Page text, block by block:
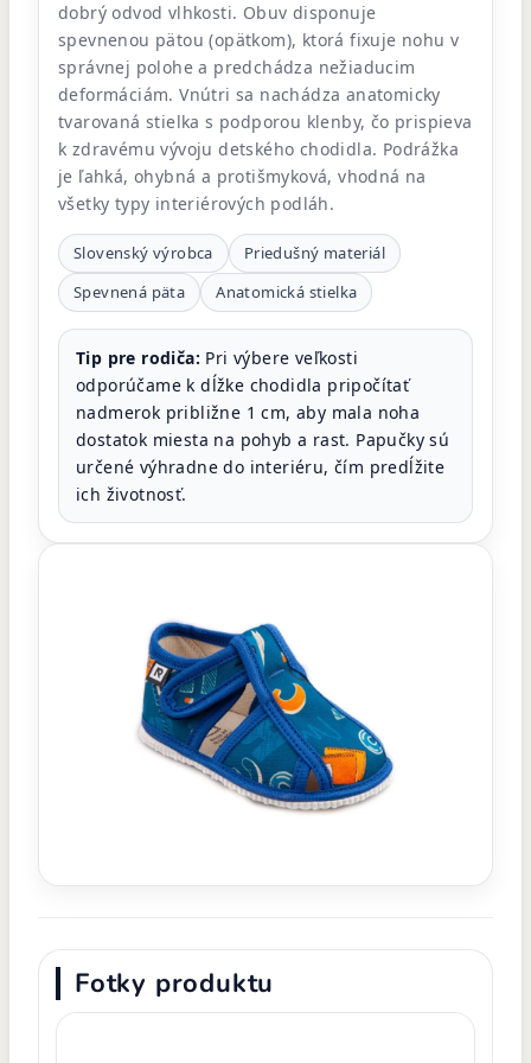
dobrý odvod vlhkosti. Obuv disponuje
spevnenou pätou (opätkom), ktorá fixuje nohu v
správnej polohe a predchádza nežiaducim
deformáciám. Vnútri sa nachádza anatomicky
tvarovaná stielka s podporou klenby, čo prispieva
k zdravému vývoju detského chodidla. Podrážka
je ľahká, ohybná a protišmyková, vhodná na
všetky typy interiérových podláh.
Slovenský výrobca
Priedušný materiál
Spevnená päta
Anatomická stielka
Tip pre rodiča: Pri výbere veľkosti
odporúčame k dĺžke chodidla pripočítať
nadmerok približne 1 cm, aby mala noha
dostatok miesta na pohyb a rast. Papučky sú
určené výhradne do interiéru, čím predĺžite
ich životnosť.
Fotky produktu